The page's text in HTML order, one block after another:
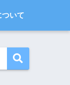
ついて